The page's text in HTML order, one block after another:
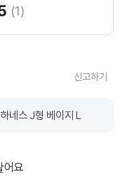
(1)
신고하기
네스 J형 베이지 L
어요